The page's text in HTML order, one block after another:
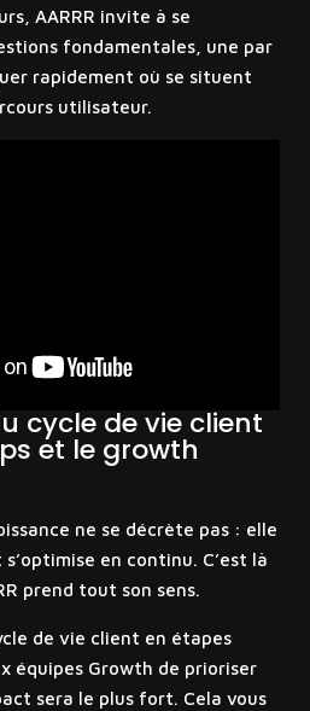
AARRR invite à se
fondamentales, une par
rapidement où se situent
utilisateur.
cycle de vie client
et le growth
ne se décrète pas : elle
en continu. C’est là
prend tout son sens.
de vie client en étapes
équipes Growth de prioriser
sera le plus fort. Cela vous